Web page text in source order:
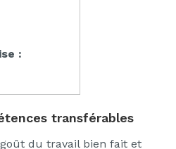
:
transférables
du travail bien fait et